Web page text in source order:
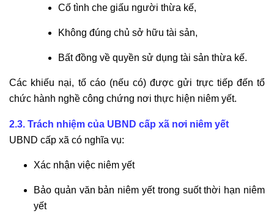
Cố tình che giấu người thừa kế,
Không đúng chủ sở hữu tài sản,
Bất đồng về quyền sử dụng tài sản thừa kế.
Các khiếu nại, tố cáo (nếu có) được gửi trực tiếp đến tổ
chức hành nghề công chứng nơi thực hiện niêm yết.
2.3. Trách nhiệm của UBND cấp xã nơi niêm yết
UBND cấp xã có nghĩa vụ:
Xác nhận việc niêm yết
Bảo quản văn bản niêm yết trong suốt thời hạn niêm
yết